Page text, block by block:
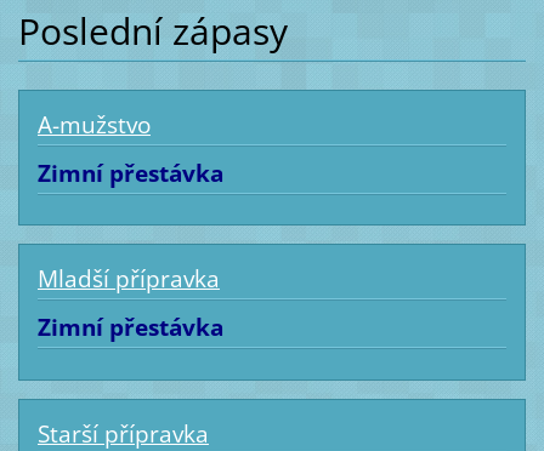
Poslední zápasy
A-mužstvo
Zimní přestávka
Mladší přípravka
Zimní přestávka
Starší přípravka